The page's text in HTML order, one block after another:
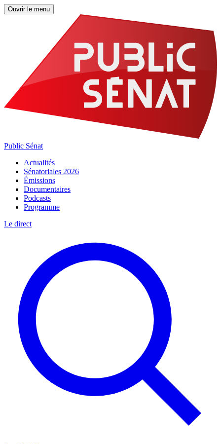
Ouvrir le menu
Public Sénat
Actualités
Sénatoriales 2026
Émissions
Documentaires
Podcasts
Programme
Le direct